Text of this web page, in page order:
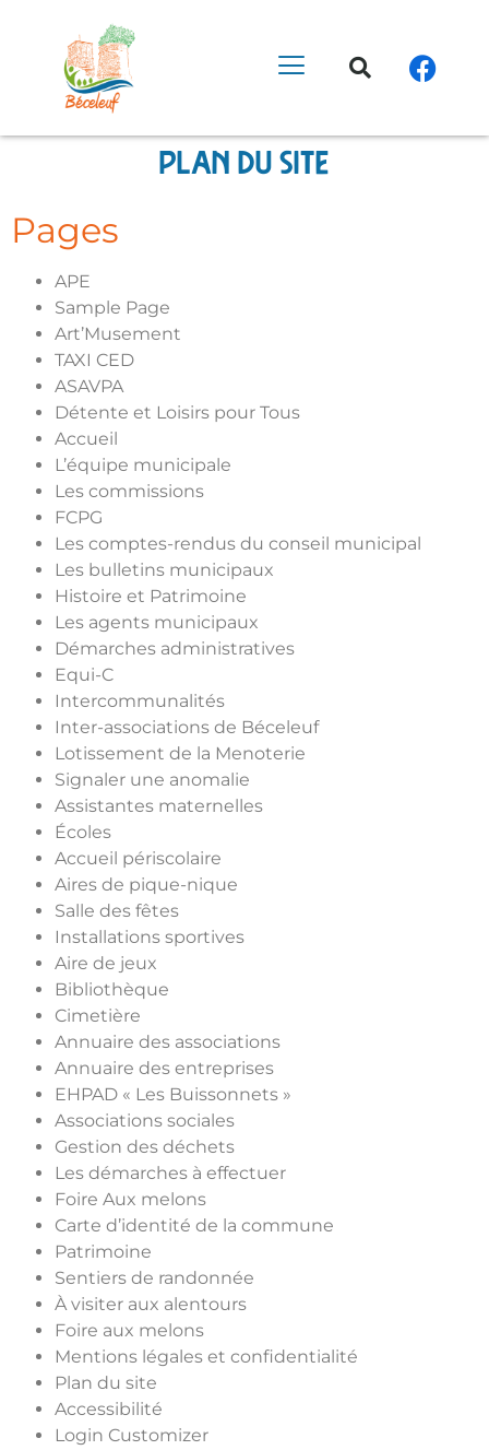
Plan du site
Pages
APE
Sample Page
Art’Musement
TAXI CED
ASAVPA
Détente et Loisirs pour Tous
Accueil
L’équipe municipale
Les commissions
FCPG
Les comptes-rendus du conseil municipal
Les bulletins municipaux
Histoire et Patrimoine
Les agents municipaux
Démarches administratives
Equi-C
Intercommunalités
Inter-associations de Béceleuf
Lotissement de la Menoterie
Signaler une anomalie
Assistantes maternelles
Écoles
Accueil périscolaire
Aires de pique-nique
Salle des fêtes
Installations sportives
Aire de jeux
Bibliothèque
Cimetière
Annuaire des associations
Annuaire des entreprises
EHPAD « Les Buissonnets »
Associations sociales
Gestion des déchets
Les démarches à effectuer
Foire Aux melons
Carte d’identité de la commune
Patrimoine
Sentiers de randonnée
À visiter aux alentours
Foire aux melons
Mentions légales et confidentialité
Plan du site
Accessibilité
Login Customizer